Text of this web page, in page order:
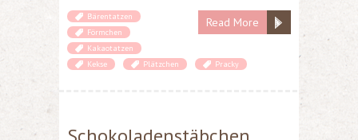
Read More
Bärentatzen
Förmchen
Kakaotatzen
Kekse
Plätzchen Pracky